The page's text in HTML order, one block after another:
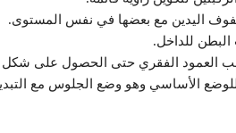
كفوف اليدين مع بعضها في نفس المستوى.
للداخل.
العمود الفقري حتى الحصول على